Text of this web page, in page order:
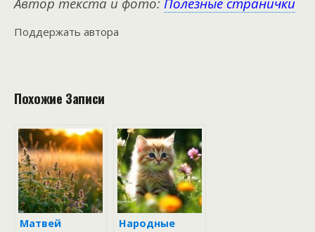
Поддержать автора
Похожие Записи
Матвей
Народные